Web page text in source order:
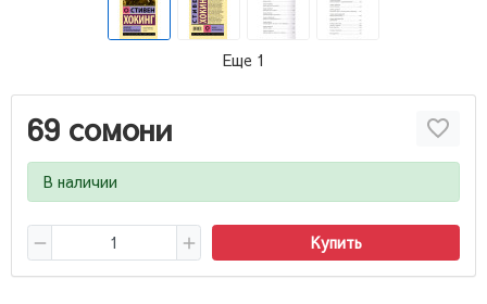
Еще 1
69 сомони
В наличии
Купить